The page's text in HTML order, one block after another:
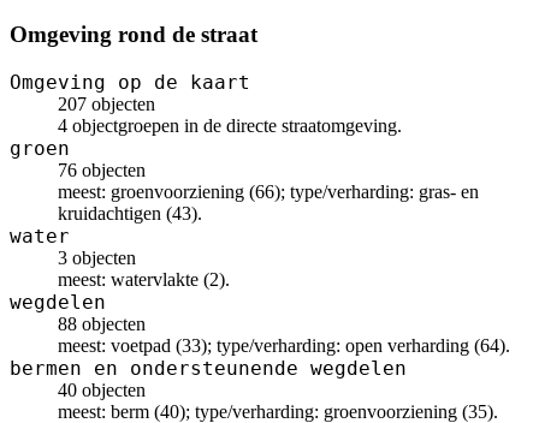
Omgeving rond de straat
Omgeving op de kaart
207 objecten
4 objectgroepen in de directe straatomgeving.
groen
76 objecten
meest: groenvoorziening (66); type/verharding: gras- en
kruidachtigen (43).
water
3 objecten
meest: watervlakte (2).
wegdelen
88 objecten
meest: voetpad (33); type/verharding: open verharding (64).
bermen en ondersteunende wegdelen
40 objecten
meest: berm (40); type/verharding: groenvoorziening (35).